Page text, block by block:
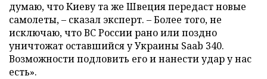
думаю, что Киеву та же Швеция передаст новые
самолеты, – сказал эксперт. – Более того, не
исключаю, что ВС России рано или поздно
уничтожат оставшийся у Украины Saab 340.
Возможности подловить его и нанести удар у нас
есть».